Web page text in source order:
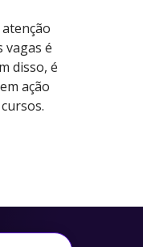
vagas é
disso, é
ação